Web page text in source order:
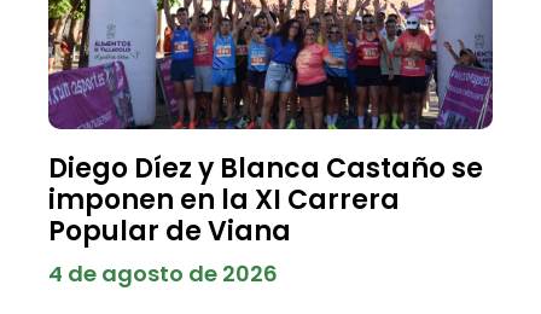
Diego Díez y Blanca Castaño se
imponen en la XI Carrera
Popular de Viana
4 de agosto de 2026